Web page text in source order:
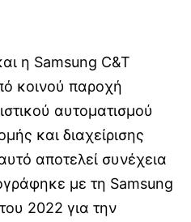
η Samsung C&T
κοινού παροχή
αυτοματισμού
και διαχείρισης
αποτελεί συνέχεια
με τη Samsung
2022 για την